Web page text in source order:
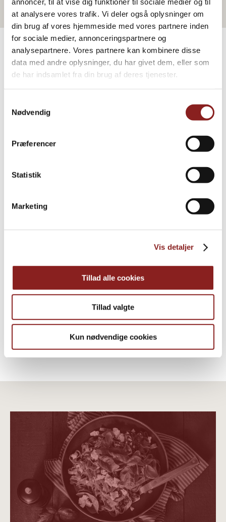
at analysere vores trafik. Vi deler også oplysninger om
din brug af vores hjemmeside med vores partnere inden
for sociale medier, annonceringspartnere og
analysepartnere. Vores partnere kan kombinere disse
data med andre oplysninger, du har givet dem, eller som
de har indsamlet fra din brug af deres tjenester.
Nødvendig
Præferencer
Statistik
Marketing
Vis detaljer
Tillad alle cookies
Tillad valgte
Kun nødvendige cookies
PRODUKTE
Weitere Informationen
Bio-Kokosmehl
HAFER, NÜSSE & SAMEN